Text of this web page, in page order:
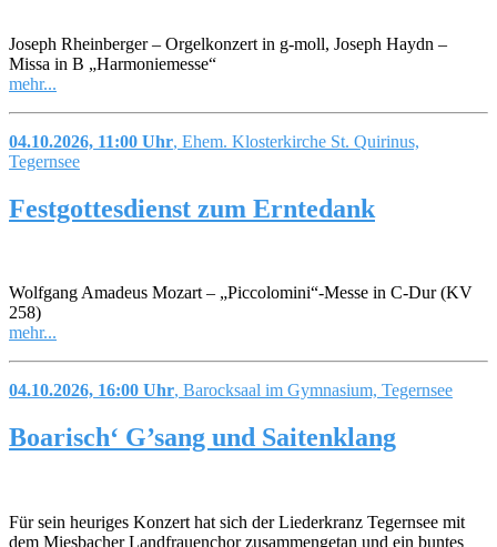
Joseph Rheinberger – Orgelkonzert in g-moll, Joseph Haydn –
Missa in B „Harmoniemesse“
mehr...
04.10.2026, 11:00 Uhr, Ehem. Klosterkirche St. Quirinus,
Tegernsee
Festgottesdienst zum Erntedank
Wolfgang Amadeus Mozart – „Piccolomini“-Messe in C-Dur (KV
258)
mehr...
04.10.2026, 16:00 Uhr, Barocksaal im Gymnasium, Tegernsee
Boarisch‘ G’sang und Saitenklang
Für sein heuriges Konzert hat sich der Liederkranz Tegernsee mit
dem Miesbacher Landfrauenchor zusammengetan und ein buntes